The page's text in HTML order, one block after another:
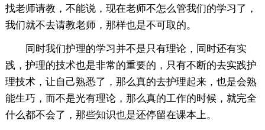
找老师请教，不能说，现在老师不怎么管我们的学习了，
我们就不去请教老师，那样也是不可取的。
同时我们护理的学习并不是只有理论，同时还有实
践，护理的技术也是非常的重要的，只有不断的去实践护
理技术，让自己熟悉了，那么真的去护理起来，也是会熟
能生巧，而不是光有理论，那么真的工作的时候，就完全
什么都不会了，那些知识也是还停留在课本上。